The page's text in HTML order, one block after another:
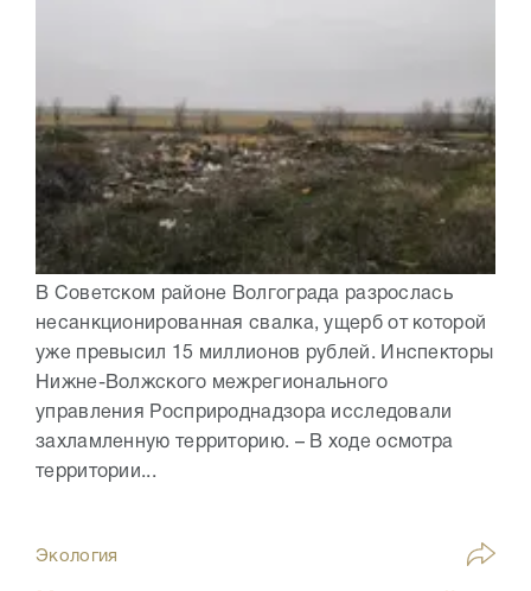
В Советском районе Волгограда разрослась
несанкционированная свалка, ущерб от которой
уже превысил 15 миллионов рублей. Инспекторы
Нижне-Волжского межрегионального
управления Росприроднадзора исследовали
захламленную территорию. – В ходе осмотра
территории...
Экология